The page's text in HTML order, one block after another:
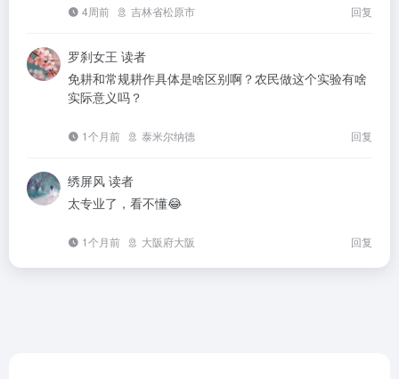
4周前 吉林省松原市 回复
罗刹女王 读者
免耕和常规耕作具体是啥区别啊？农民做这个实验有啥
实际意义吗？
1个月前 泰米尔纳德 回复
绣屏风 读者
太专业了，看不懂😂
1个月前 大阪府大阪 回复